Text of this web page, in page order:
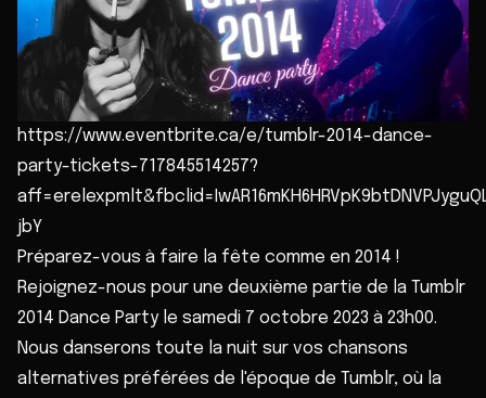
https://www.eventbrite.ca/e/tumblr-2014-dance-
party-tickets-717845514257?
jbY
Préparez-vous à faire la fête comme en 2014 !
Rejoignez-nous pour une deuxième partie de la Tumblr
2014 Dance Party le samedi 7 octobre 2023 à 23h00.
Nous danserons toute la nuit sur vos chansons
alternatives préférées de l'époque de Tumblr, où la